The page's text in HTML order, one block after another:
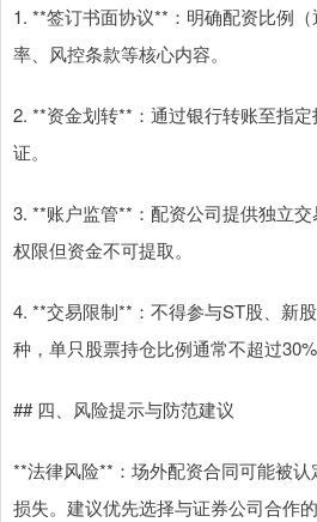
1. **签订书面协议**：明确配资比例
率、风控条款等核心内容。
2. **资金划转**：通过银行转账至指
证。
3. **账户监管**：配资公司提供独立
权限但资金不可提取。
4. **交易限制**：不得参与ST股、新
种，单只股票持仓比例通常不超过30%
## 四、风险提示与防范建议
**法律风险**：场外配资合同可能被
损失。建议优先选择与证券公司合作的